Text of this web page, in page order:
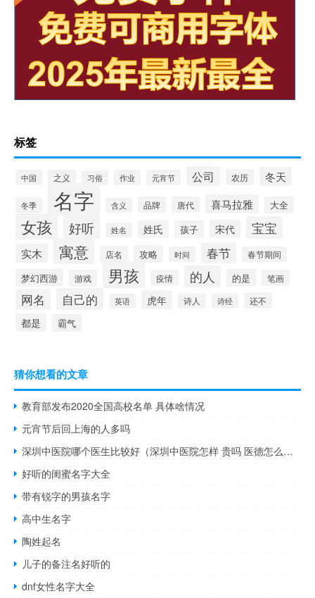
标签
中国 之义 习俗 作业 元宵节 公司 农历 冬天
冬季 名字 含义 品牌 唐代 喜马拉雅 大全
女孩 好听 姓名 姓氏 孩子 宋代 宝宝
实木 寓意 店名 攻略 时间 春节 春节期间
梦幻西游 游戏 男孩 疫情 的人 的是 笔画
网名 自己的 英语 虎年 诗人 诗经 还不
都是 霸气
猜你想看的文章
教育部发布2020全国高校名单 具体啥情况
元宵节后回上海的人多吗
深圳中医院哪个医生比较好（深圳中医院怎样 贵吗 医德怎么样）
好听的闺蜜名字大全
带有锐字的男孩名字
高中生名字
陶姓起名
儿子的备注名好听的
dnf女性名字大全